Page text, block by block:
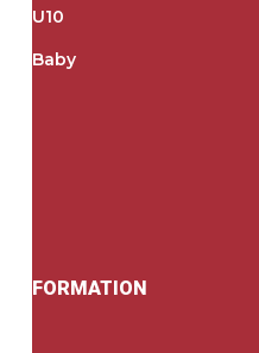
U10
Baby
FORMATION